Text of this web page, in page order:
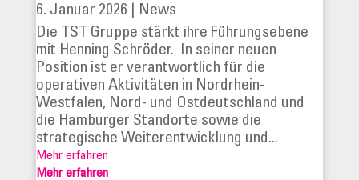
6. Januar 2026
News
Die TST Gruppe stärkt ihre Führungsebene
mit Henning Schröder. In seiner neuen
Position ist er verantwortlich für die
operativen Aktivitäten in Nordrhein-
Westfalen, Nord- und Ostdeutschland und
die Hamburger Standorte sowie die
strategische Weiterentwicklung und...
Mehr erfahren
Mehr erfahren